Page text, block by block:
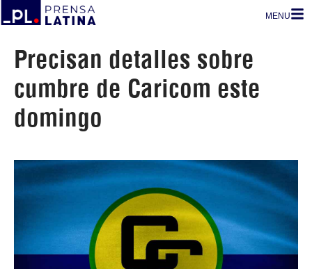
MENU
Precisan detalles sobre
cumbre de Caricom este
domingo